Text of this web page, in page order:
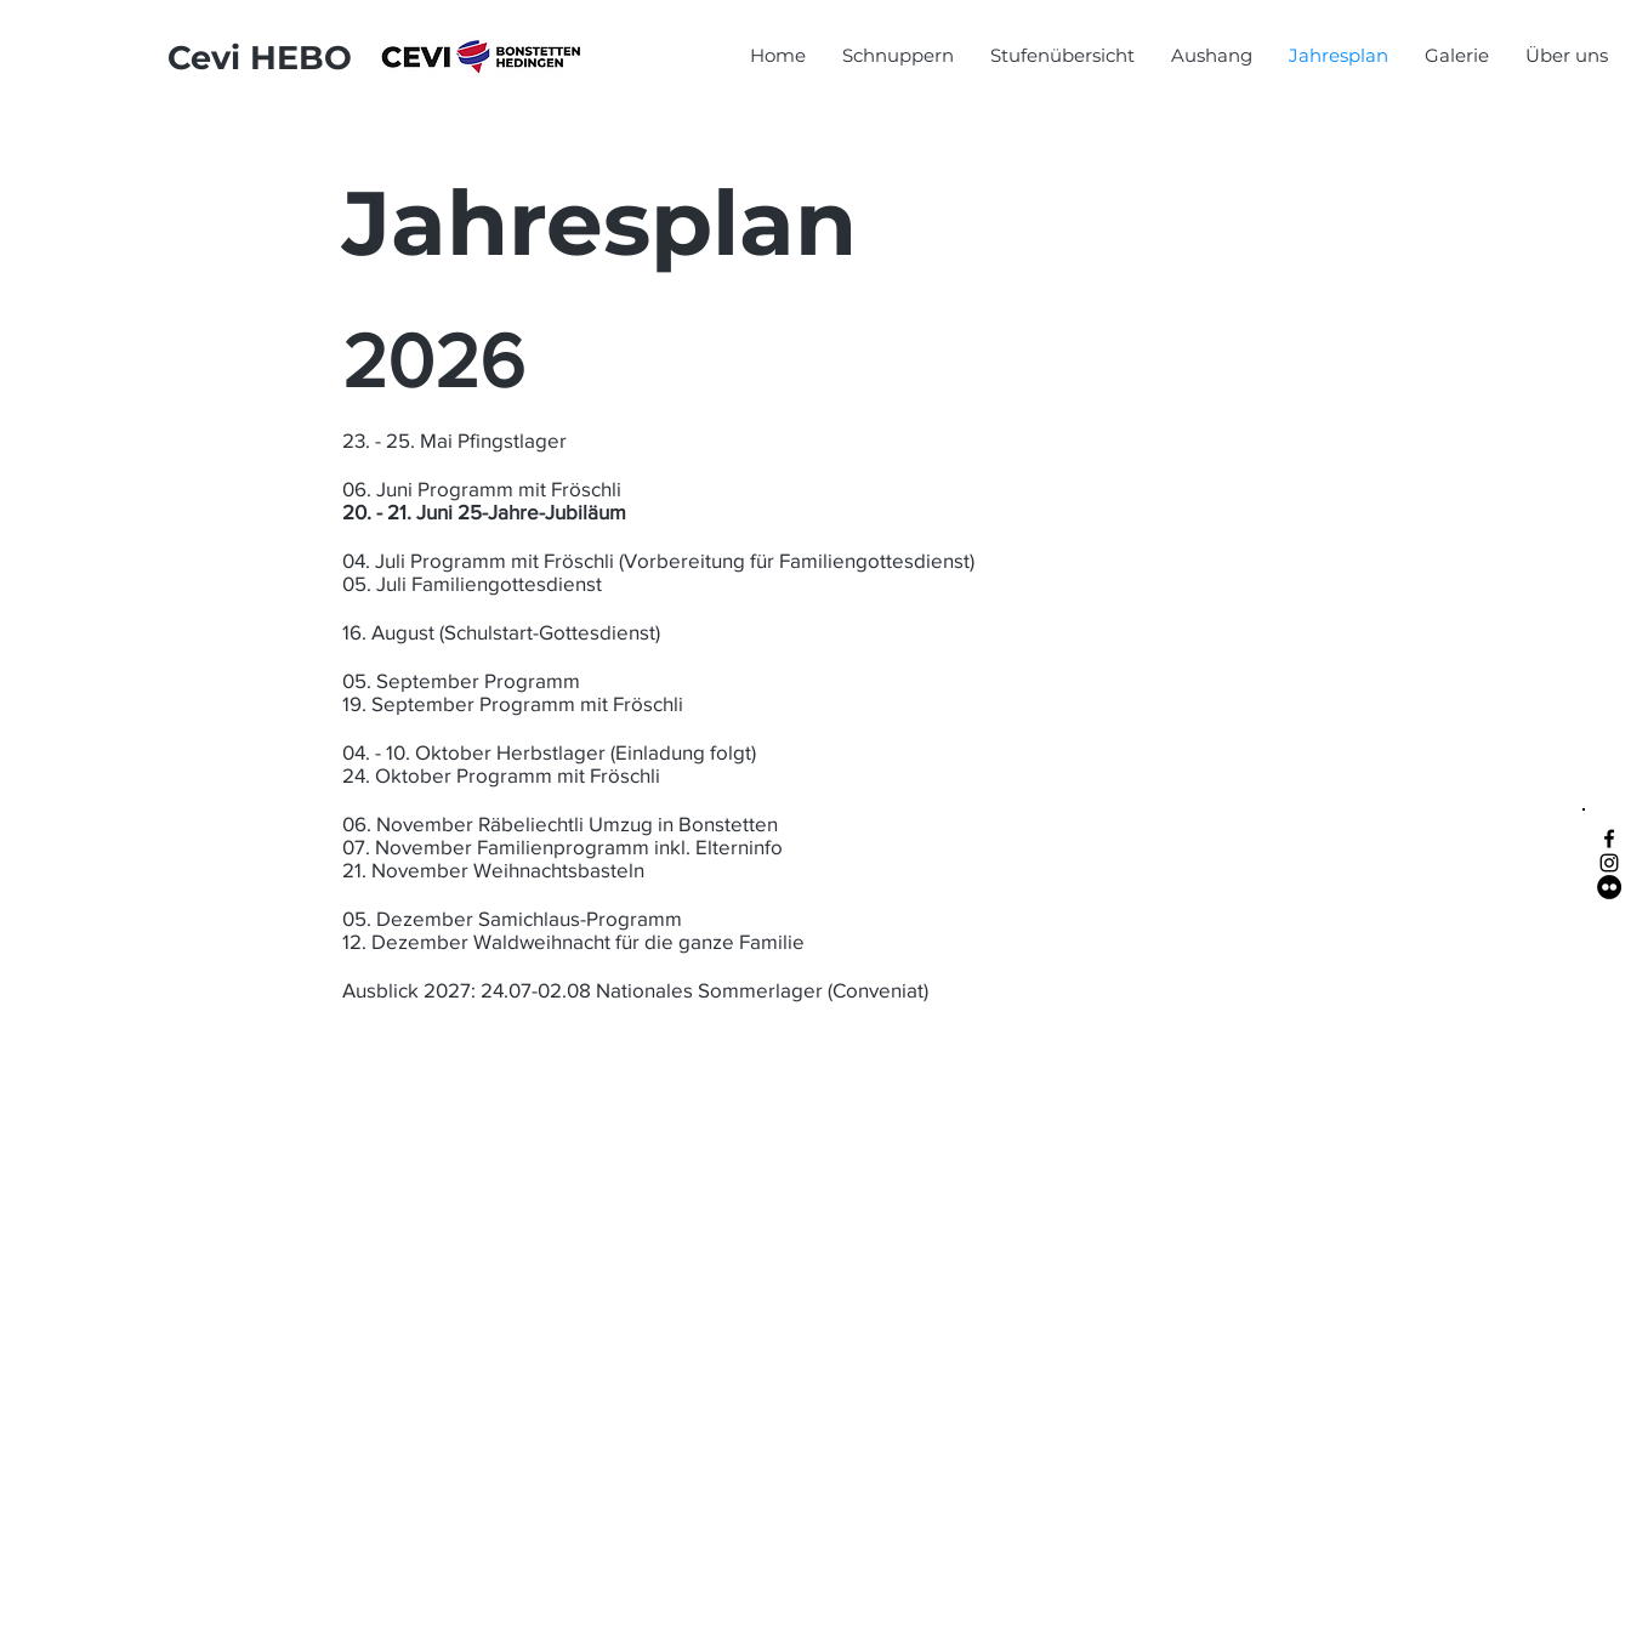
Cevi HEBO Home Schnuppern Stufenübersicht Aushang Jahresplan Galerie Über uns
Jahresplan
2026
23. - 25. Mai Pfingstlager
06. Juni Programm mit Fröschli
20. - 21. Juni 25-Jahre-Jubiläum
04. Juli Programm mit Fröschli (Vorbereitung für Familiengottesdienst)
05. Juli Familiengottesdienst
16. August (Schulstart-Gottesdienst)
05. September Programm
19. September Programm mit Fröschli
04. - 10. Oktober Herbstlager (Einladung folgt)
24. Oktober Programm mit Fröschli
06. November Räbeliechtli Umzug in Bonstetten
07. November Familienprogramm inkl. Elterninfo
21. November Weihnachtsbasteln
05. Dezember Samichlaus-Programm
12. Dezember Waldweihnacht für die ganze Familie
Ausblick 2027: 24.07-02.08 Nationales Sommerlager (Conveniat)